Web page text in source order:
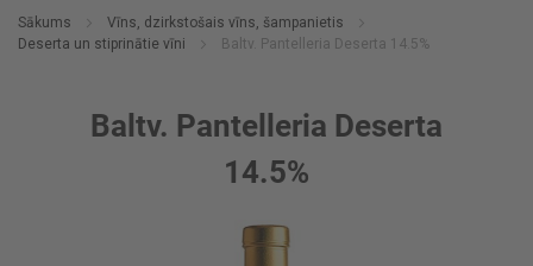
Sākums
Vīns, dzirkstošais vīns, šampanietis
Deserta un stiprinātie vīni
Baltv. Pantelleria Deserta 14.5%
Baltv. Pantelleria Deserta
14.5%